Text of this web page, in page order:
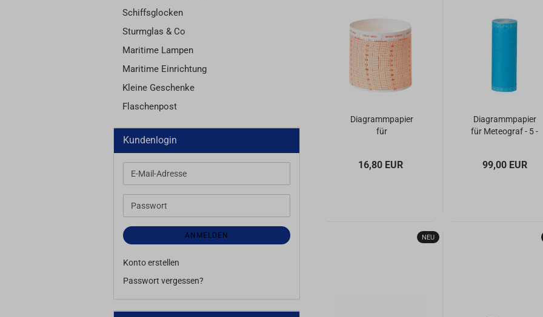
Diagrammpapier
für
16,80 EUR
Diagrammpapier
für Meteograf - 5 -
99,00 EUR
NEU
Schiffsglocken
Sturmglas & Co
Maritime Lampen
Maritime Einrichtung
Kleine Geschenke
Flaschenpost
Kundenlogin
E-
Mail-
Adresse
Passwort
ANMELDEN
Konto erstellen
Passwort vergessen?